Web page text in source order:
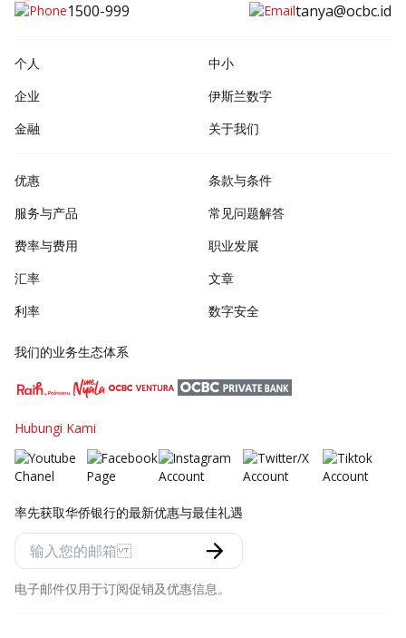
1500-999 tanya@ocbc.id
个人
中小
企业
伊斯兰数字
金融
关于我们
优惠
服务与产品
费率与费用
汇率
利率
条款与条件
常见问题解答
职业发展
文章
数字安全
我们的业务生态体系
Hubungi Kami
率先获取华侨银行的最新优惠与最佳礼遇
电子邮件仅用于订阅促销及优惠信息。